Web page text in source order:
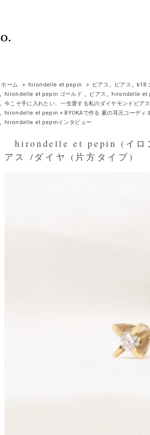
ホーム > hirondelle et pepin > ピアス , ピアス , k18
,
hirondelle et pepin ゴールド , ピアス , hirondelle et
, 今こそ手に入れたい、一生愛する私のダイヤモンドピアス
,
hirondelle et pepin × BYOKAで作る 夏の耳元コーディ
,
hirondelle et pepinインタビュー
hirondelle et pepin (イロ
アス /ダイヤ (片方タイプ)